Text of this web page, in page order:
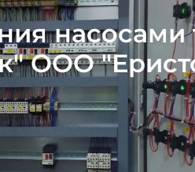
насосами
ООО